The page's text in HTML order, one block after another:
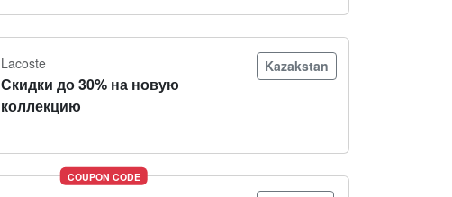
Lacoste
Скидки до 30% на новую
коллекцию
Kazakstan
COUPON CODE